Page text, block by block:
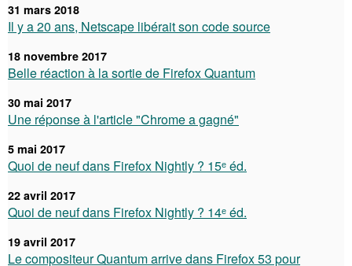
31 mars 2018
Il y a 20 ans, Netscape libérait son code source
18 novembre 2017
Belle réaction à la sortie de Firefox Quantum
30 mai 2017
Une réponse à l'article "Chrome a gagné"
5 mai 2017
Quoi de neuf dans Firefox Nightly ? 15ᵉ éd.
22 avril 2017
Quoi de neuf dans Firefox Nightly ? 14ᵉ éd.
19 avril 2017
Le compositeur Quantum arrive dans Firefox 53 pour